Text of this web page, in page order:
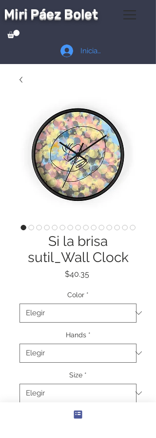
Miri Páez Bolet
Iniciar sesión
Si la brisa
sutil_Wall Clock
$40.35Precio
Color *
Hands *
Size *
Cantidad